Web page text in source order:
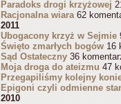
Paradoks drogi krzyżowej
Racjonalna wiara62
2011
Ubogacony krzyż w Sejmie
Święto zmarłych bogów 16
Sąd Ostateczny 36
Moja droga do ateizmu 47
Przegapiliśmy kolejny
Epigoni czyli odmienne
2010